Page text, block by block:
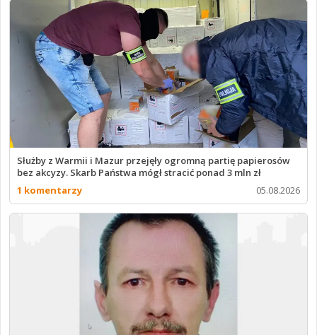
Służby z Warmii i Mazur przejęły ogromną partię papierosów
bez akcyzy. Skarb Państwa mógł stracić ponad 3 mln zł
1 komentarzy
05.08.2026